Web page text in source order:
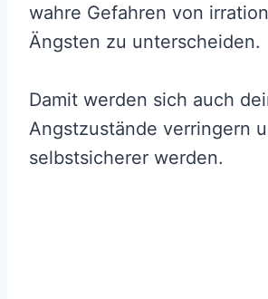
wahre Gefahren von
Ängsten zu unterscheiden.
Damit werden sich auch
Angstzustände verringern
selbstsicherer werden.